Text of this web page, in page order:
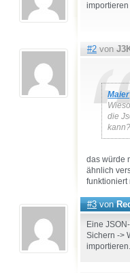
#2 von
Maier
die
kann?
das würde
ähnlich
funktioniert
#3von
Eine
Sichern ->
importieren.